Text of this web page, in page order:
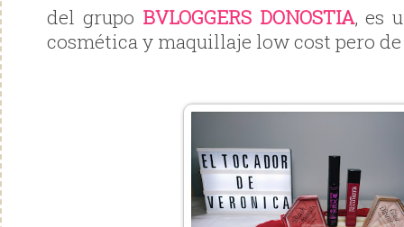
del grupo BVLOGGERS DONOSTIA, es
cosmética y maquillaje low cost pero